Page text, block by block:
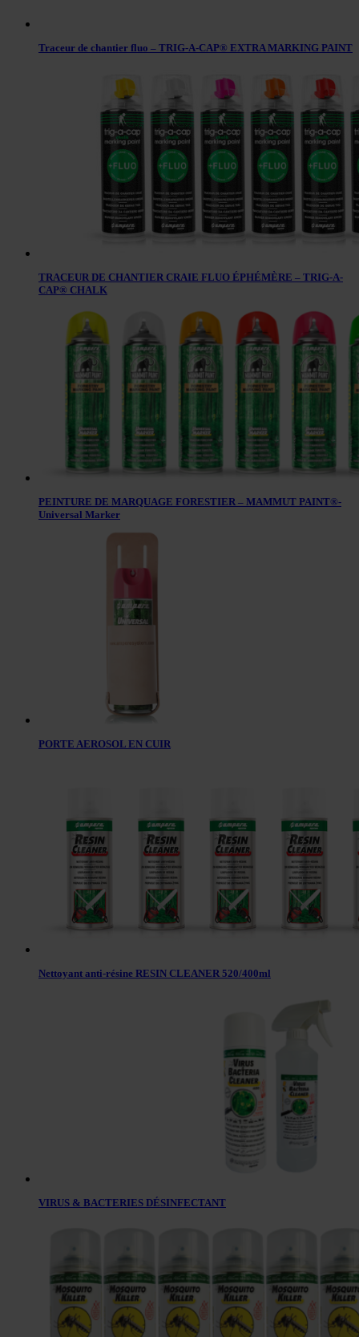
Traceur de chantier fluo – TRIG-A-CAP® EXTRA MARKING PAINT
TRACEUR DE CHANTIER CRAIE FLUO ÉPHÉMÈRE – TRIG-A-
CAP® CHALK
PEINTURE DE MARQUAGE FORESTIER – MAMMUT PAINT®-
Universal Marker
PORTE AEROSOL EN CUIR
Nettoyant anti-résine RESIN CLEANER 520/400ml
VIRUS & BACTERIES DÉSINFECTANT